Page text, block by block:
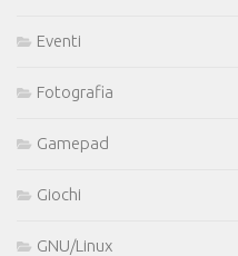
Eventi
Fotografia
Gamepad
Giochi
GNU/Linux